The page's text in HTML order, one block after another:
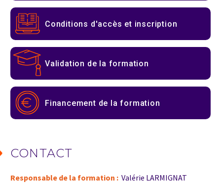
Conditions d'accès et inscription
Validation de la formation
Financement de la formation
CONTACT
Responsable de la formation : Valérie LARMIGNAT